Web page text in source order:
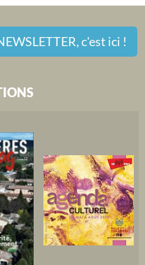
c'est ici !